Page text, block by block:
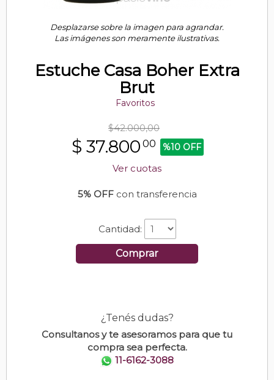
Desplazarse sobre la imagen para agrandar.
Las imágenes son meramente ilustrativas.
Estuche Casa Boher Extra
Brut
Favoritos
$42.000,00
$ 37.800 00 %10 OFF
Ver cuotas
5% OFFcon transferencia
Cantidad:
Comprar
¿Tenés dudas?
Consultanos y te asesoramos para que tu
compra sea perfecta.
11-6162-3088